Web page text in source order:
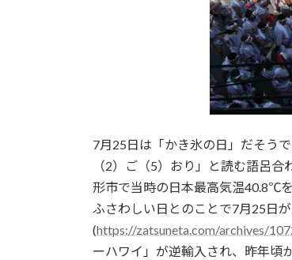
7月25日は「かき氷の日」だそう
（2）ご（5）おり」と読む語呂
形市で当時の日本最高気温40.8℃
ふさわしい日とのことで7月25日
(https://zatsuneta.com/archives/
ーハワイ」が逆輸入され、昨年頃